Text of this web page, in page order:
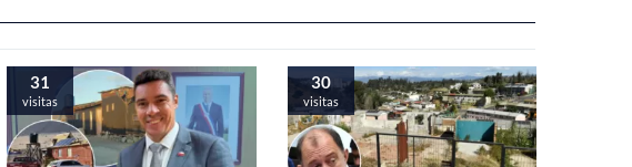
31
visitas
30
visitas